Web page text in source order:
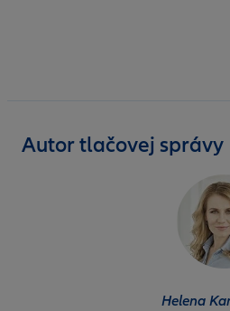
Autor tlačovej správy
Helena